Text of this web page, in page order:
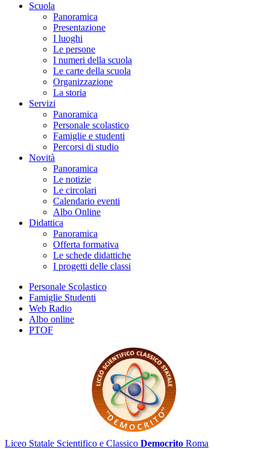
Scuola
Panoramica
Presentazione
I luoghi
Le persone
I numeri della scuola
Le carte della scuola
Organizzazione
La storia
Servizi
Panoramica
Personale scolastico
Famiglie e studenti
Percorsi di studio
Novità
Panoramica
Le notizie
Le circolari
Calendario eventi
Albo Online
Didattica
Panoramica
Offerta formativa
Le schede didattiche
I progetti delle classi
Personale Scolastico
Famiglie Studenti
Web Radio
Albo online
PTOF
Liceo Statale Scientifico e Classico Democrito Roma